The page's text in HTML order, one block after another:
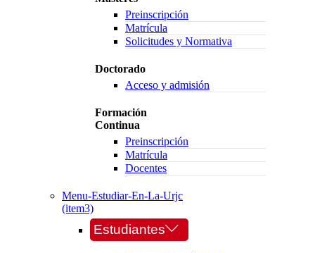
Preinscripción
Matrícula
Solicitudes y Normativa
Doctorado
Acceso y admisión
Formación
Continua
Preinscripción
Matrícula
Docentes
Menu-Estudiar-En-La-Urjc
(item3)
Estudiantes